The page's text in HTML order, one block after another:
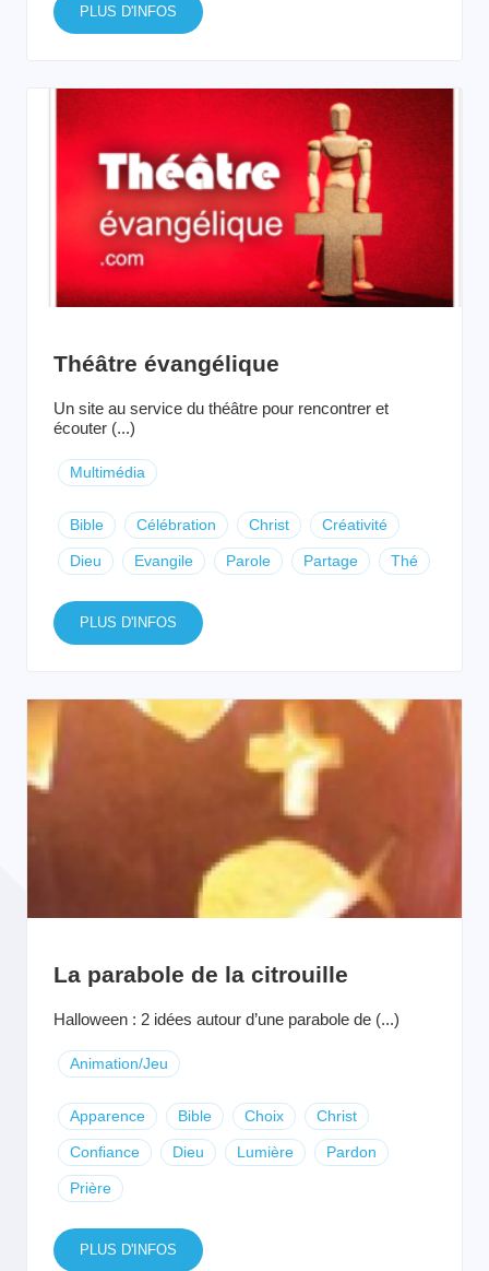
PLUS D'INFOS
Théâtre évangélique
Un site au service du théâtre pour rencontrer et
écouter (...)
Multimédia
Bible Célébration Christ Créativité
Dieu Evangile Parole Partage Thé
PLUS D'INFOS
La parabole de la citrouille
Halloween : 2 idées autour d’une parabole de (...)
Animation/Jeu
Apparence Bible Choix Christ
Confiance Dieu Lumière Pardon
Prière
PLUS D'INFOS